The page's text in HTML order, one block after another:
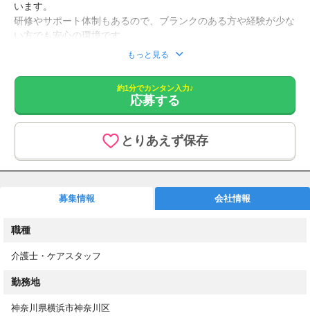
【休日・休暇】
平日のみ、日勤のみ、週2日・・・などご希望をお聞かせくださ
い。
もちろん週5日フルタイムも大歓迎！
います。
研修やサポート体制もあるので、ブランクのある方や経験が少な
い方でも安心の環境です。
みなさんが働きやすい職場づくりをしております！
応募をいただきましたら、こちらより追ってご連絡させていただ
1. 応募フォームからご応募
2. もしくはお電話にてお問い合わせください。
選べるシフトで理想の働き方を実現！
週2日～で働きやすい
る施設はイロイロ！
◆業務内容
介護施設でご利用者様が快適に過ごすためのお手伝い！
具体的には、、
もっと見る
とりあえず保存
約1分でカンタン入力♪
応募する
募集情報 会社情報
職種
介護士・ケアスタッフ
勤務地
神奈川県横浜市神奈川区